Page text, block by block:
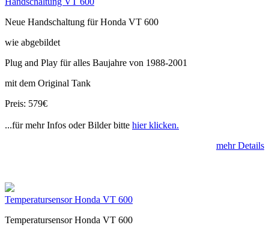
Neue Handschaltung für Honda VT 600
wie abgebildet
Plug and Play für alles Baujahre von 1988-2001
mit dem Original Tank
Preis: 579€
...für mehr Infos oder Bilder bitte hier klicken.
mehr Details
Temperatursensor Honda VT 600
Temperatursensor Honda VT 600